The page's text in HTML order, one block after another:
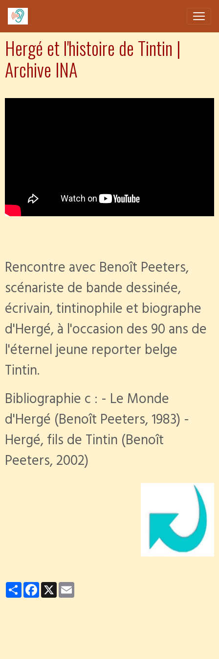
Hergé et l'histoire de Tintin |
Archive INA
Rencontre avec Benoît Peeters,
scénariste de bande dessinée,
écrivain, tintinophile et biographe
d'Hergé, à l'occasion des 90 ans de
l'éternel jeune reporter belge
Tintin.
Bibliographie c : - Le Monde
d'Hergé (Benoît Peeters, 1983) -
Hergé, fils de Tintin (Benoît
Peeters, 2002)
PartagerFacebook
X